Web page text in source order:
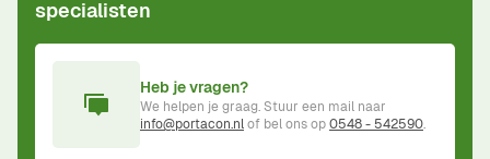
specialisten
Heb je vragen?
We helpen je graag. Stuur een mail naar
info@portacon.nlof bel ons op0548 - 542590.